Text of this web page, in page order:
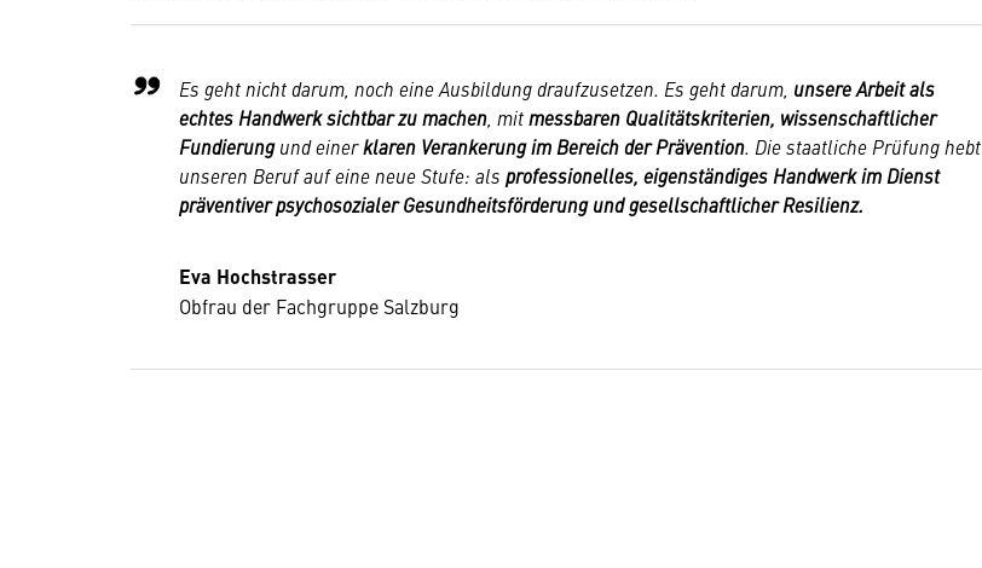
Es geht nicht darum, noch eine Ausbildung draufzusetzen. Es geht darum, unsere Arbeit als
echtes Handwerk sichtbar zu machen , mitmessbaren Qualitätskriterien, wissenschaftlicher
Fundierungund einerklaren Verankerung im Bereich der Prävention. Die staatliche Prüfung hebt
unseren Beruf auf eine neue Stufe: als professionelles, eigenständiges Handwerk im Dienst
präventiver psychosozialer Gesundheitsförderung und gesellschaftlicher Resilienz.
Eva Hochstrasser
Obfrau der Fachgruppe Salzburg